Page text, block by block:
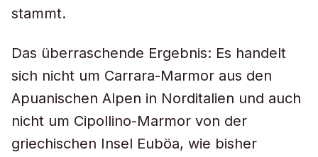
stammt.
Das überraschende Ergebnis: Es handelt
sich nicht um Carrara-Marmor aus den
Apuanischen Alpen in Norditalien und auch
nicht um Cipollino-Marmor von der
griechischen Insel Euböa, wie bisher